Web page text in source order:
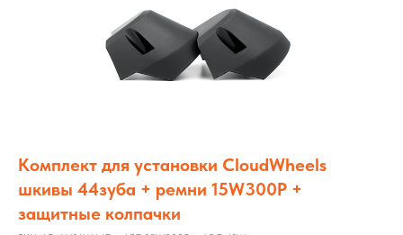
Комплект для установки CloudWheels
шкивы 44зуба + ремни 15W300P +
защитные колпачки